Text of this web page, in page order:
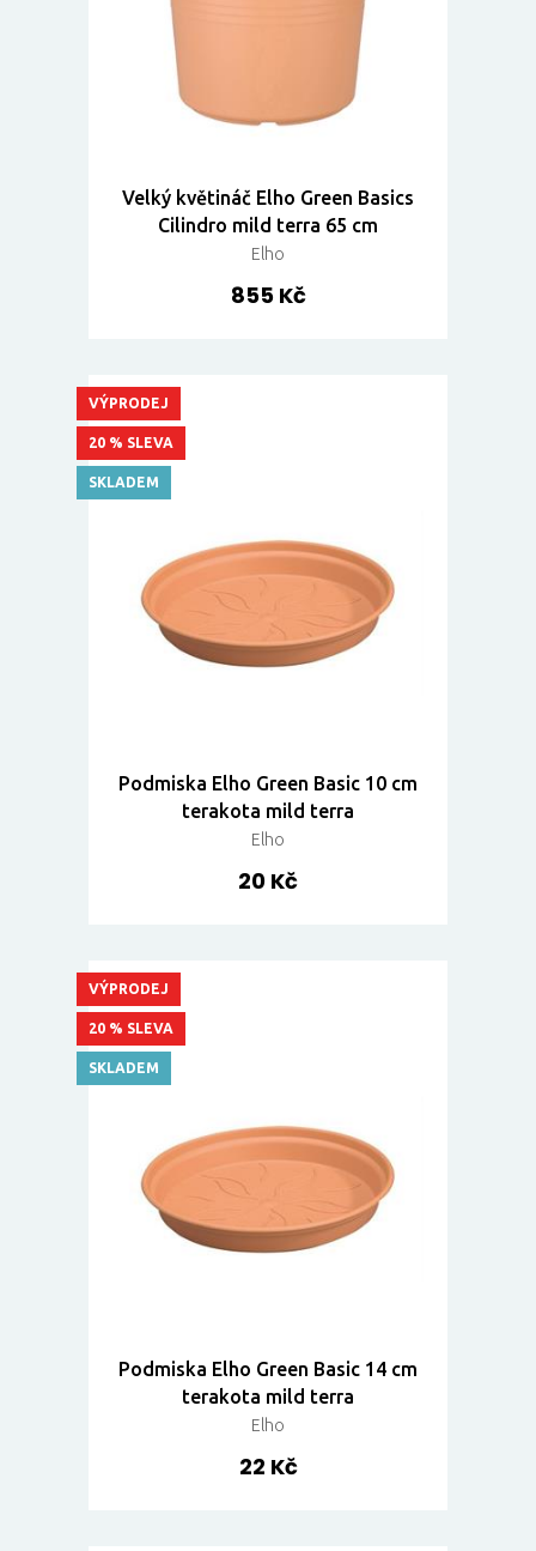
Velký květináč Elho Green Basics
Cilindro mild terra 65 cm
Elho
855 Kč
Podmiska Elho Green Basic 10 cm
terakota mild terra
Elho
20 Kč
VÝPRODEJ
20 % SLEVA
SKLADEM
Podmiska Elho Green Basic 14 cm
terakota mild terra
Elho
22 Kč
VÝPRODEJ
20 % SLEVA
SKLADEM